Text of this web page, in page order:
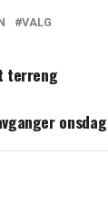
VALG
terreng
onsdag